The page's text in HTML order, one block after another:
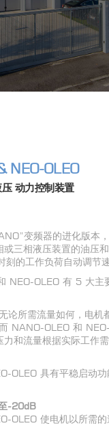
NEO-OLEO
动力控制装置
变频器的进化版本
或三相液压装置的油压
的工作负荷自动调节
NEO-OLEO 有 5 大主
论所需流量如何，电机
NANO-OLEO 和
和流量根据实际工作需
OLEO 具有平稳启动
-20dB
OLEO 使电机以所需的